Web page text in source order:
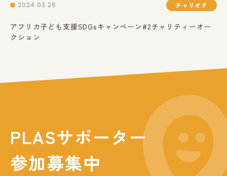
2024.03.26 チャリオク
アフリカ子ども支援SDGsキャンペーン#2チャリティーオー
クション
PLASサポーター
参加募集中